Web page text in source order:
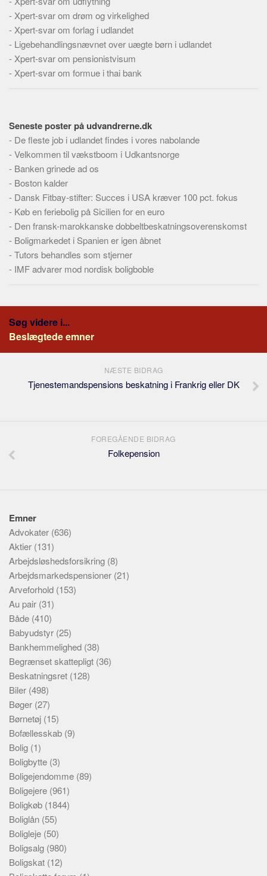
Hjælp
- Xpert-svar om drøm og virkelighed
- Xpert-svar om forlag i udlandet
- Ligebehandlingsnævnet over uægte børn i udlandet
- Xpert-svar om pensionistvisum
- Xpert-svar om formue i thai bank
Seneste poster på udvandrerne.dk
- De fleste job i udlandet findes i vores nabolande
-Velkommen til vækstboom i Udkantsnorge
- Banken grinede ad os
- Boston kalder
- Dansk Fitbay-stifter: Succes i USA kræver 100 pct. fokus
- Køb en feriebolig på Sicilien for en euro
- Den fransk-marokkanske dobbeltbeskatningsoverenskomst
- Boligmarkedet i Spanien er igen åbnet
-Tutors behandles som stjerner
- IMF advarer mod nordisk boligboble
Søg videre i...
Beslægtede emner
NÆSTE BIDRAG
Tjenestemandspensions beskatning i Frankrig eller DK
FOREGÅENDE BIDRAG
Folkepension
Emner
Advokater (636)
Aktier (131)
Arbejdsløshedsforsikring (8)
Arbejdsmarkedspensioner (21)
Arveforhold (153)
Au pair (31)
Både (410)
Babyudstyr (25)
Bankhemmelighed (38)
Begrænset skattepligt (36)
Beskatningsret (128)
Biler (498)
Bøger (27)
Børnetøj (15)
Bofællesskab (9)
Bolig (1)
Boligbytte (3)
Boligejendomme (89)
Boligejere (961)
Boligkøb (1844)
Boliglån (55)
Boligleje (50)
Boligsalg (980)
Boligskat (12)